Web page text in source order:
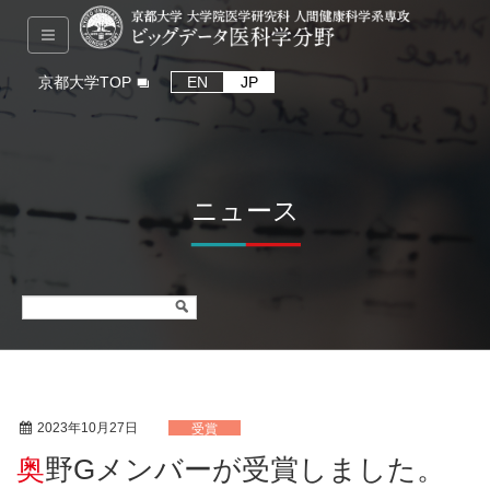
京都大学TOP EN JP
ニュース
2023年10月27日 受賞
奥野Gメンバーが受賞しました。